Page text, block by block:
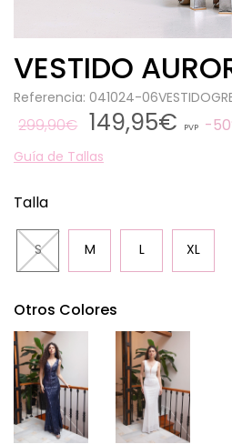
VESTIDO
Referencia: 041024-
299,90€ 149,95€ PVP
Guía de Tallas
Talla
S M L XL
Otros Colores